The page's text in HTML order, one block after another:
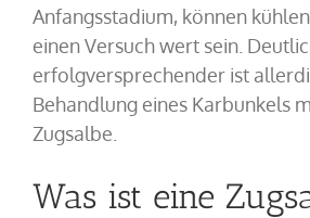
Anfangsstadium, können
einen Versuch wert sein.
erfolgversprechender ist
Behandlung eines Karbunkels
Zugsalbe.
Was ist eine